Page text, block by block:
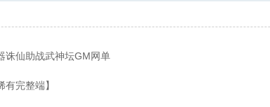
诛仙助战武神坛GM网单
完整端】